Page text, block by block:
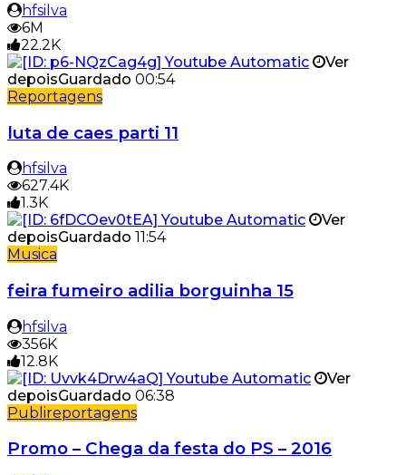
hfsilva
6M
22.2K
Ver
depoisGuardado 00:54
Reportagens
luta de caes parti 11
hfsilva
627.4K
1.3K
Ver
depoisGuardado 11:54
Musica
feira fumeiro adilia borguinha 15
hfsilva
356K
12.8K
Ver
depoisGuardado 06:38
Publireportagens
Promo – Chega da festa do PS – 2016